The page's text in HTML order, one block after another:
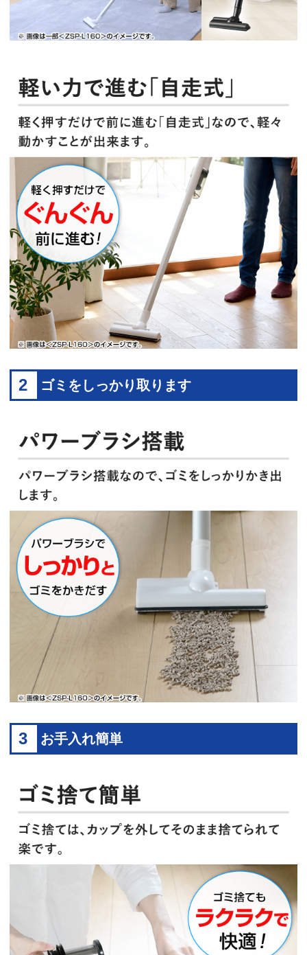
2 ゴミをしっかり取ります
3 お手入れ簡単